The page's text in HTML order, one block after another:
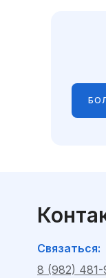
8 (982)
Связаться: